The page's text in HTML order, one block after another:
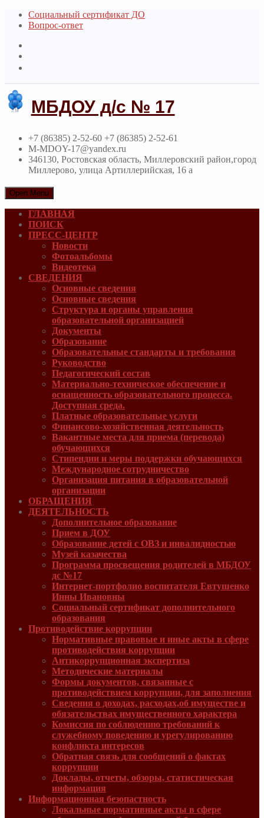
Социальный сертификат ДО
Вопрос-ответ
МБДОУ д/с № 17
+7 (86385) 2-52-60 +7 (86385) 2-52-61
M-MDOY-17@yandex.ru
346130, Ростовская область, Миллеровский район,город
Миллерово, улица Артиллерийская, 16 а
Open Menu
ГЛАВНАЯ
ПОИСК
ПРЕСС-ЦЕНТР
Новости
Фотоальбомы
Видеотека
СВЕДЕНИЯ
Основные сведения
Основные сведения
Структура и органы управления
образовательной организацией
Документы
Образование
Образовательные стандарты и требования
Руководcтво
Педагогический состав
Материально-техническое обеспечение и
оснащенность образовательного процесса.
Доступная среда.
Платные образовательные услуги
Финансово-хозяйственная деятельность
Вакантные места для приема (перевода)
обучающихся
Стипендии и меры поддержки обучающихся
Международное сотрудничество
Организация питания в образовательной
организации
ОБРАЩЕНИЯ
ДЕЯТЕЛЬНОСТЬ
Дополнительное образование
Прием в ДОУ
Образование детей с ОВЗ и инвалидностью
Музей казачества
Программа просвещения родителей в МБДОУ
дс №17
Интернет-портфолио воспитателя Евтушенко
Инны Ивановны
Социальный сертификат дополнительного
образования
Противодействие коррупции
Нормативные правовые и иные акты в сфере
противодействия коррупции
Антикоррупционная экспертиза
Методические материалы
Формы документов, связанные с
противодействием коррупции, для заполнения
Сведения о доходах, расходах,об имуществе и
обязательствах имущественного характера
Комиссия по соблюдению требований к
служебному поведению и урегулированию
конфликта интересов
Обратная связь для сообщений о фактах
коррупции
Доклады, отчеты, обзоры, статистическая
информация
Информационная безопастность
Локальные нормативные акты в сфере